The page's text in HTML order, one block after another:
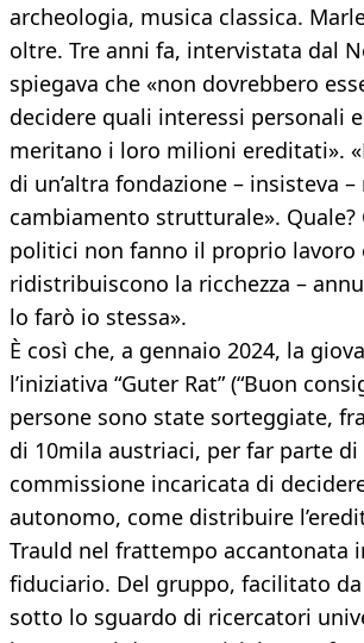
archeologia, musica classica.
oltre. Tre anni fa, intervistata dal
spiegava che «non dovrebbero
decidere quali interessi personali
meritano i loro milioni ereditati».
di un’altra fondazione – insisteva
cambiamento strutturale». Quale?
politici non fanno il proprio lavoro
ridistribuiscono la ricchezza –
lo farò io stessa».
È così che, a gennaio 2024, la
l’iniziativa “Guter Rat” (“Buon
persone sono state sorteggiate,
di 10mila austriaci, per far parte di
commissione incaricata di
autonomo, come distribuire
Trauld nel frattempo accantonata
fiduciario. Del gruppo, facilitato
sotto lo sguardo di ricercatori